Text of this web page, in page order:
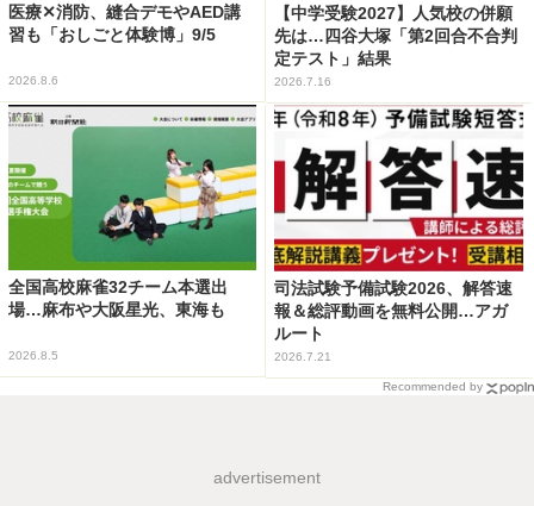
医療✕消防、縫合デモやAED講
習も「おしごと体験博」9/5
2026.8.6
【中学受験2027】人気校の併願
先は…四谷大塚「第2回合不合判
定テスト」結果
2026.7.16
全国高校麻雀32チーム本選出
場…麻布や大阪星光、東海も
2026.8.5
司法試験予備試験2026、解答速
報＆総評動画を無料公開…アガ
ルート
2026.7.21
Recommended by
advertisement